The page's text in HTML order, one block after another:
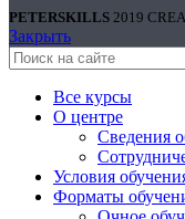
PETERSKILLS 2019
Закрыть
Все курсы
О центре
Сведения
Условия
Форматы